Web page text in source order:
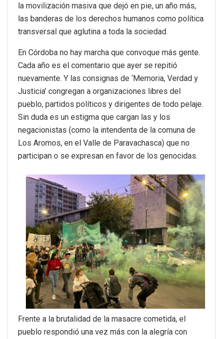
la movilización masiva que dejó en pie, un año más,
las banderas de los derechos humanos como política
transversal que aglutina a toda la sociedad.
En Córdoba no hay marcha que convoque más gente.
Cada año es el comentario que ayer se repitió
nuevamente. Y las consignas de ‘Memoria, Verdad y
Justicia’ congregan a organizaciones libres del
pueblo, partidos políticos y dirigentes de todo pelaje.
Sin duda es un estigma que cargan las y los
negacionistas (como la intendenta de la comuna de
Los Aromos, en el Valle de Paravachasca) que no
participan o se expresan en favor de los genocidas.
Frente a la brutalidad de la masacre cometida, el
pueblo respondió una vez más con la alegría con